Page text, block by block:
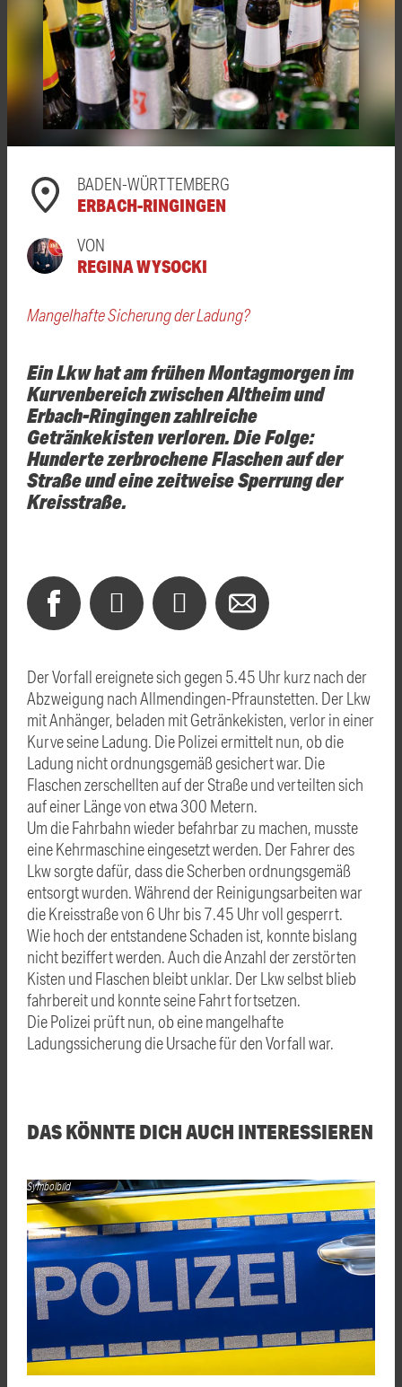
BADEN-WÜRTTEMBERG
ERBACH-RINGINGEN
VON
REGINA WYSOCKI
Mangelhafte Sicherung der Ladung?
Ein Lkw hat am frühen Montagmorgen im
Kurvenbereich zwischen Altheim und
Erbach-Ringingen zahlreiche
Getränkekisten verloren. Die Folge:
Hunderte zerbrochene Flaschen auf der
Straße und eine zeitweise Sperrung der
Kreisstraße.
Der Vorfall ereignete sich gegen 5.45 Uhr kurz nach der
Abzweigung nach Allmendingen-Pfraunstetten. Der Lkw
mit Anhänger, beladen mit Getränkekisten, verlor in einer
Kurve seine Ladung. Die Polizei ermittelt nun, ob die
Ladung nicht ordnungsgemäß gesichert war. Die
Flaschen zerschellten auf der Straße und verteilten sich
auf einer Länge von etwa 300 Metern.
Um die Fahrbahn wieder befahrbar zu machen, musste
eine Kehrmaschine eingesetzt werden. Der Fahrer des
Lkw sorgte dafür, dass die Scherben ordnungsgemäß
entsorgt wurden. Während der Reinigungsarbeiten war
die Kreisstraße von 6 Uhr bis 7.45 Uhr voll gesperrt.
Wie hoch der entstandene Schaden ist, konnte bislang
nicht beziffert werden. Auch die Anzahl der zerstörten
Kisten und Flaschen bleibt unklar. Der Lkw selbst blieb
fahrbereit und konnte seine Fahrt fortsetzen.
Die Polizei prüft nun, ob eine mangelhafte
Ladungssicherung die Ursache für den Vorfall war.
DAS KÖNNTE DICH AUCH INTERESSIEREN
Symbolbild